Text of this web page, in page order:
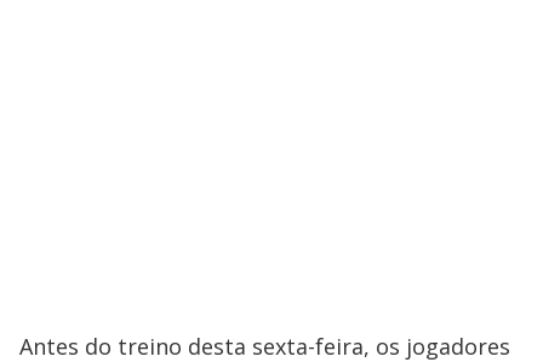
Antes do treino desta sexta-feira, os jogadores